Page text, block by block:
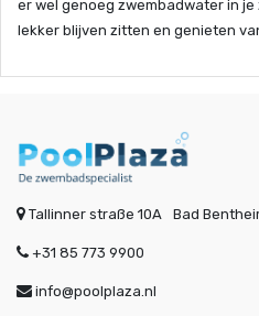
er wel genoeg zwembadwater in
lekker blijven zitten en genieten
Tallinner straße 10A Bad
+31 85 773 9900
info@poolplaza.nl